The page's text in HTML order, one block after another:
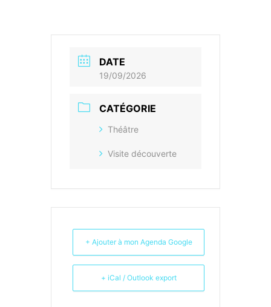
DATE
19/09/2026
CATÉGORIE
Théâtre
Visite découverte
+ Ajouter à mon Agenda Google
+ iCal / Outlook export